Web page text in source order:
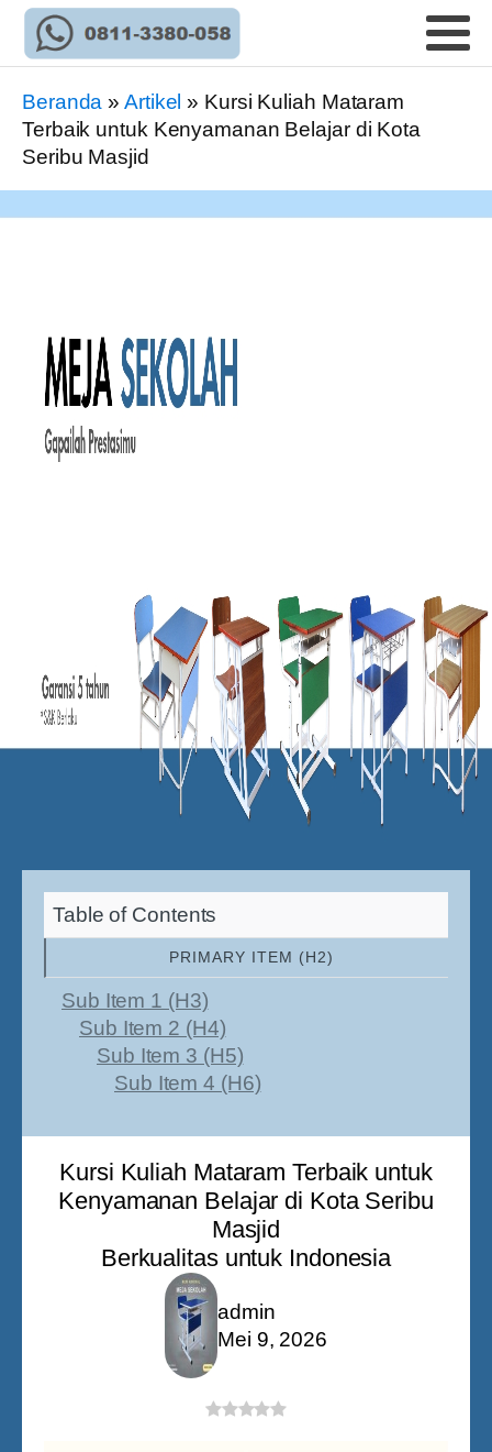
Beranda »Artikel » Kursi Kuliah Mataram
Terbaik untuk Kenyamanan Belajar di Kota
Seribu Masjid
Table of Contents
PRIMARY ITEM (H2)
Sub Item 1 (H3)
Sub Item 2 (H4)
Sub Item 3 (H5)
Sub Item 4 (H6)
Kursi Kuliah Mataram Terbaik untuk
Kenyamanan Belajar di Kota Seribu
Masjid
Berkualitas untuk Indonesia
admin
Mei 9, 2026